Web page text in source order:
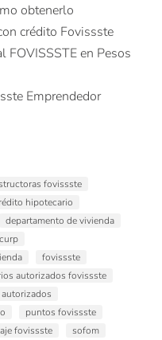
obtenerlo
crédito Fovissste
FOVISSSTE en Pesos
Emprendedor
fovissste
hipotecario
departamento de vivienda
fovissste
autorizados fovissste
puntos fovissste
fovissste
sofom